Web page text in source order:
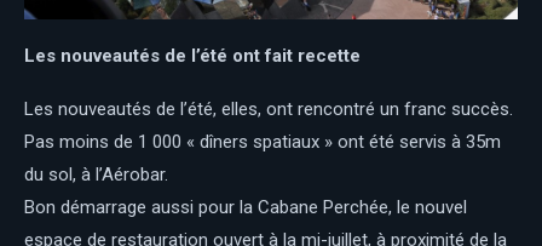
Les nouveautés de l’été ont fait recette
Les nouveautés de l’été, elles, ont rencontré un franc succès.
Pas moins de 1 000 « dîners spatiaux » ont été servis à 35m
du sol, à l’Aérobar.
Bon démarrage aussi pour la Cabane Perchée, le nouvel
espace de restauration ouvert à la mi-juillet, à proximité de la